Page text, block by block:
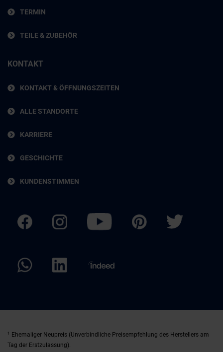
TERMIN
TEILE & ZUBEHÖR
KONTAKT
KONTAKT & ÖFFNUNGSZEITEN
ALLE STANDORTE
KARRIERE
GESCHICHTE
KUNDENSTIMMEN
1
Ehemaliger Neupreis (Unverbindliche Preisempfehlung des Herstellers am
Tag der Erstzulassung).